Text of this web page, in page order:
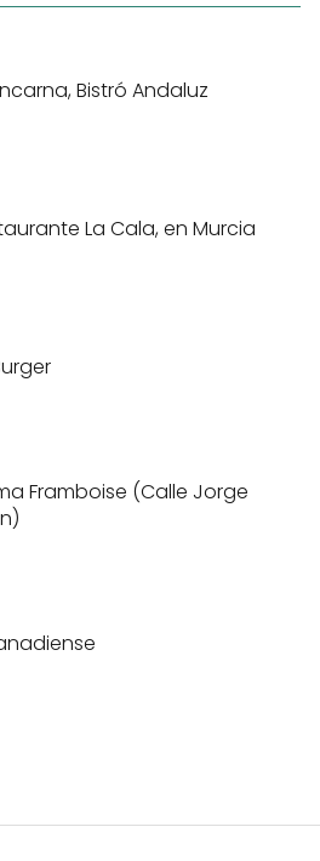
Bistró Andaluz
La Cala, en Murcia
Framboise (Calle Jorge